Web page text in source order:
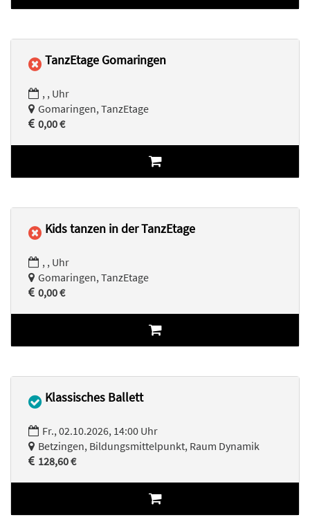
TanzEtage Gomaringen
, , Uhr
Gomaringen, TanzEtage
0,00 €
Kids tanzen in der TanzEtage
, , Uhr
Gomaringen, TanzEtage
0,00 €
Klassisches Ballett
Fr., 02.10.2026, 14:00 Uhr
Betzingen, Bildungsmittelpunkt, Raum Dynamik
128,60 €